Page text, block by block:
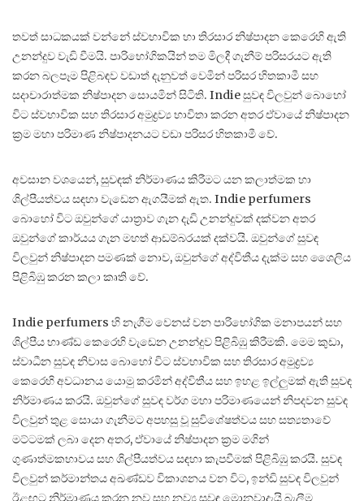
තවත් සාධකයක් වන්නේ ස්වභාවික හා තිරසාර නිෂ්පාදන කෙරෙහි ඇති
උනන්දුව වැඩි වීමයි. පාරිභෝගිකයින් තම මිලදී ගැනීම් පරිසරයට ඇති
කරන බලපෑම පිළිබඳව වඩාත් දැනුවත් වෙමින් පරිසර හිතකාමී සහ
සදාචාරාත්මක නිෂ්පාදන සොයමින් සිටිති. Indie සුවඳ විලවුන් බොහෝ
විට ස්වභාවික සහ තිරසාර අමුද්‍රව්‍ය භාවිතා කරන අතර ඒවායේ නිෂ්පාදන
ක්‍රම මහා පරිමාණ නිෂ්පාදනයට වඩා පරිසර හිතකාමී වේ.
අවසාන වශයෙන්, සුවඳක් නිර්මාණය කිරීමට යන කලාත්මක හා
ශිල්පීයත්වය සඳහා වැඩෙන ඇගයීමක් ඇත. Indie perfumers
බොහෝ විට ඔවුන්ගේ යාත්‍රාව ගැන දැඩි උනන්දුවක් දක්වන අතර
ඔවුන්ගේ කාර්යය ගැන මහත් ආඩම්බරයක් දක්වයි. ඔවුන්ගේ සුවඳ
විලවුන් නිෂ්පාදන පමණක් නොව, ඔවුන්ගේ අද්විතීය දැක්ම සහ ශෛලිය
පිළිබිඹු කරන කලා කෘති වේ.
Indie perfumers හි නැගීම වෙනස් වන පාරිභෝගික මනාපයන් සහ
ශිල්පීය භාණ්ඩ කෙරෙහි වැඩෙන උනන්දුව පිළිබිඹු කිරීමකි. මෙම කුඩා,
ස්වාධීන සුවඳ නිවාස බොහෝ විට ස්වභාවික සහ තිරසාර අමුද්‍රව්‍ය
කෙරෙහි අවධානය යොමු කරමින් අද්විතීය සහ ඉහළ ඉල්ලුමක් ඇති සුවඳ
නිර්මාණය කරයි. ඔවුන්ගේ සුවඳ වර්ග මහා පරිමාණයෙන් නිපදවන සුවඳ
විලවුන් තුළ සොයා ගැනීමට අපහසු වූ සුවිශේෂත්වය සහ සත්‍යතාවේ
මට්ටමක් ලබා දෙන අතර, ඒවායේ නිෂ්පාදන ක්‍රම මගින්
ගුණාත්මකභාවය සහ ශිල්පීයත්වය සඳහා කැපවීමක් පිළිබිඹු කරයි. සුවඳ
විලවුන් කර්මාන්තය අඛණ්ඩව විකාශනය වන විට, ඉන්ඩි සුවඳ විලවුන්
ඊළඟට නිර්මාණය කරන නව සහ නව්‍ය සුවඳ මොනවාදැයි බැලීම